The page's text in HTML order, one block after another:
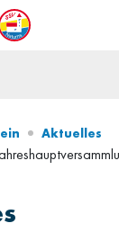
Aktuelles